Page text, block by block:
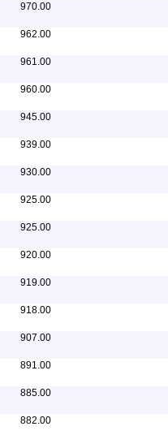
970.00
962.00
961.00
960.00
945.00
939.00
930.00
925.00
925.00
920.00
919.00
918.00
907.00
891.00
885.00
882.00